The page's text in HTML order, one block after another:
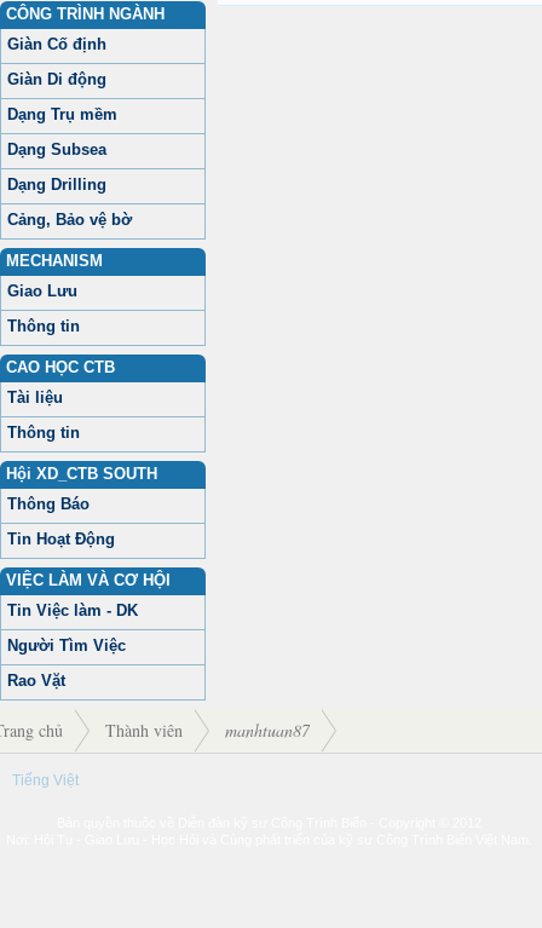
CÔNG TRÌNH NGÀNH
Giàn Cố định
Giàn Di động
Dạng Trụ mềm
Dạng Subsea
Dạng Drilling
Cảng, Bảo vệ bờ
MECHANISM
Giao Lưu
Thông tin
CAO HỌC CTB
Tài liệu
Thông tin
Hội XD_CTB SOUTH
Thông Báo
Tin Hoạt Động
VIỆC LÀM VÀ CƠ HỘI
Tin Việc làm - DK
Người Tìm Việc
Rao Vặt
chủ Thành viên manhtuan87
Tiếng Việt